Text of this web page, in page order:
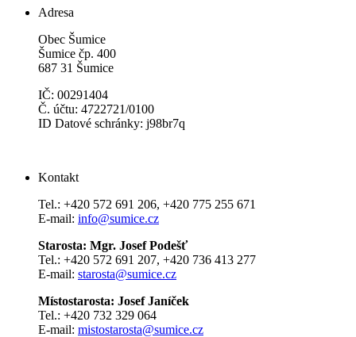
Adresa
Obec Šumice
Šumice čp. 400
687 31 Šumice
IČ: 00291404
Č. účtu: 4722721/0100
ID Datové schránky: j98br7q
Kontakt
Tel.: +420 572 691 206, +420 775 255 671
E-mail: info@sumice.cz
Starosta: Mgr. Josef Podešť
Tel.: +420 572 691 207, +420 736 413 277
E-mail: starosta@sumice.cz
Místostarosta: Josef Janíček
Tel.: +420 732 329 064
E-mail: mistostarosta@sumice.cz